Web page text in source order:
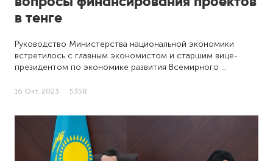
в тенге
Руководство Министерства национальной экономики
встретилось с главным экономистом и старшим вице-
президентом по экономике развития Всемирного …
16 Окт, 2023 5358